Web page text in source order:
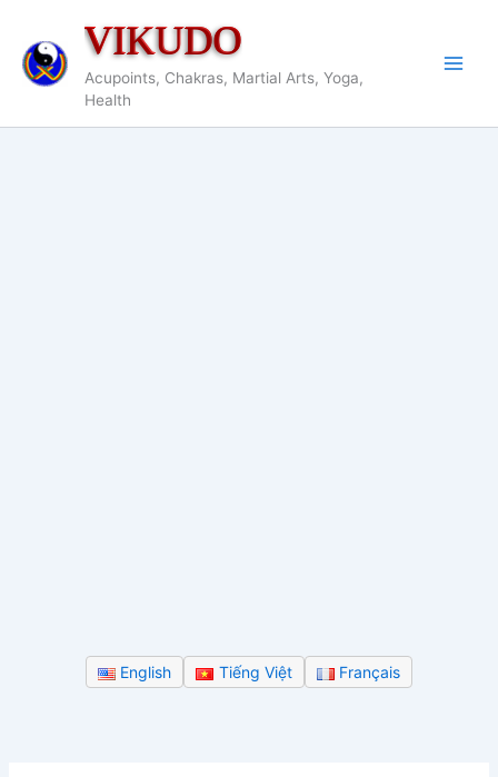
dung
VIKUDO
Acupoints, Chakras, Martial Arts, Yoga,
Health
English Tiếng Việt Français